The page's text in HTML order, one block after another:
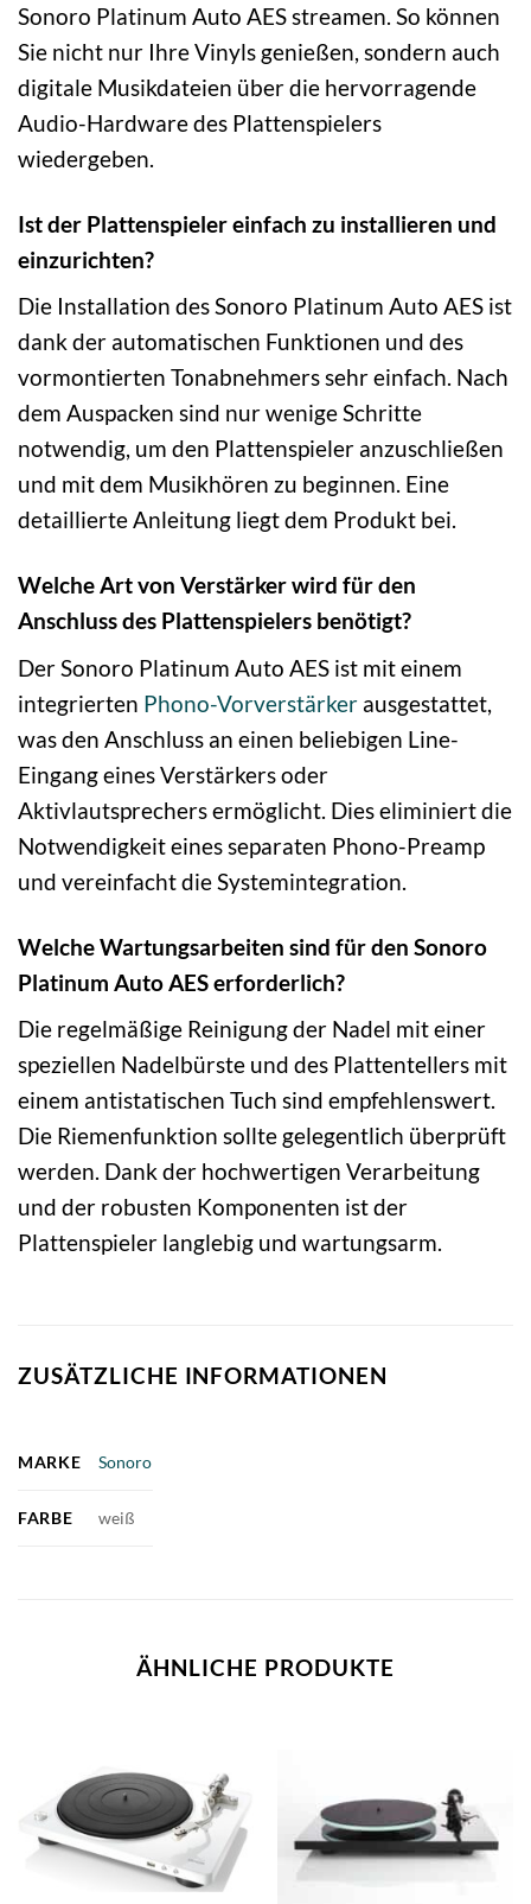
Sonoro Platinum Auto AES streamen. So können
Sie nicht nur Ihre Vinyls genießen, sondern auch
digitale Musikdateien über die hervorragende
Audio-Hardware des Plattenspielers
wiedergeben.
Ist der Plattenspieler einfach zu installieren und
einzurichten?
Die Installation des Sonoro Platinum Auto AES ist
dank der automatischen Funktionen und des
vormontierten Tonabnehmers sehr einfach. Nach
dem Auspacken sind nur wenige Schritte
notwendig, um den Plattenspieler anzuschließen
und mit dem Musikhören zu beginnen. Eine
detaillierte Anleitung liegt dem Produkt bei.
Welche Art von Verstärker wird für den
Anschluss des Plattenspielers benötigt?
Der Sonoro Platinum Auto AES ist mit einem
integrierten Phono-Vorverstärker ausgestattet,
was den Anschluss an einen beliebigen Line-
Eingang eines Verstärkers oder
Aktivlautsprechers ermöglicht. Dies eliminiert die
Notwendigkeit eines separaten Phono-Preamp
und vereinfacht die Systemintegration.
Welche Wartungsarbeiten sind für den Sonoro
Platinum Auto AES erforderlich?
Die regelmäßige Reinigung der Nadel mit einer
speziellen Nadelbürste und des Plattentellers mit
einem antistatischen Tuch sind empfehlenswert.
Die Riemenfunktion sollte gelegentlich überprüft
werden. Dank der hochwertigen Verarbeitung
und der robusten Komponenten ist der
Plattenspieler langlebig und wartungsarm.
ZUSÄTZLICHE INFORMATIONEN
MARKE Sonoro
FARBE weiß
ÄHNLICHE PRODUKTE